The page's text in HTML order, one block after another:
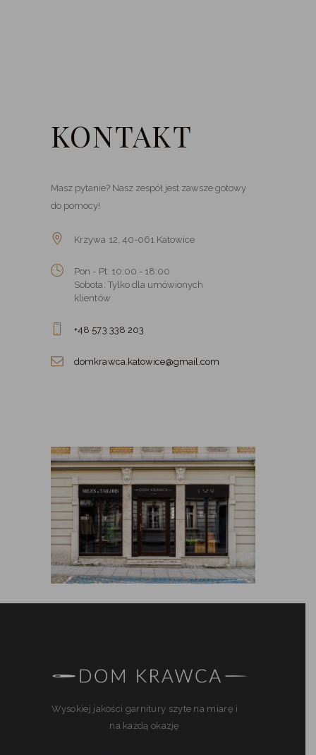
KONTAKT
Masz pytanie? Nasz zespół jest zawsze gotowy
do pomocy!
Krzywa 12, 40-061 Katowice
Pon - Pt: 10:00 - 18:00
Sobota: Tylko dla umówionych
klientów
+48 573 338 203‬
domkrawca.katowice@gmail.com
Wysokiej jakości garnitury szyte na miarę i
na każdą okazję